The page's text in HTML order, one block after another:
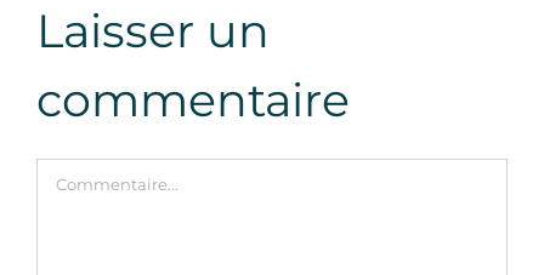
Laisser un
commentaire